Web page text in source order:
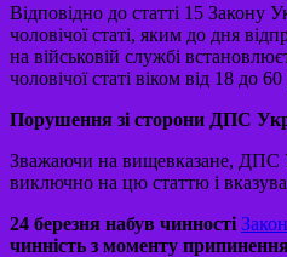
Відповідно до статті 15 Закону
чоловічої статі, яким до дня
на військовій службі
чоловічої статі віком від 18 до
Порушення зі сторони ДПС
Зважаючи на вищевказане, ДПС
виключно на цю статтю і
24 березня набув чинності
чинність з моменту